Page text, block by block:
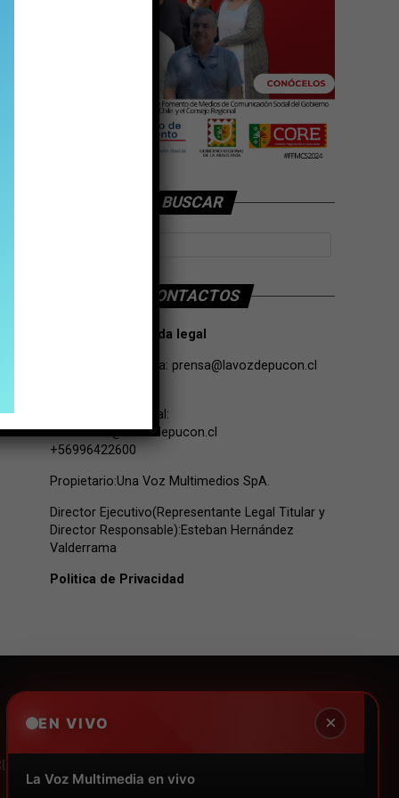
BUSCAR
CONTACTOS
Tarifas Propaganda legal
Contacto de Prensa: prensa@lavozdepucon.cl
Contacto Comercial:
comercial@lavozdepucon.cl
+56996422600
Propietario:Una Voz Multimedios SpA.
Director Ejecutivo(Representante Legal Titular y
Director Responsable):Esteban Hernández
Valderrama
Politica de Privacidad
EN VIVO ×
La Voz Multimedia en vivo